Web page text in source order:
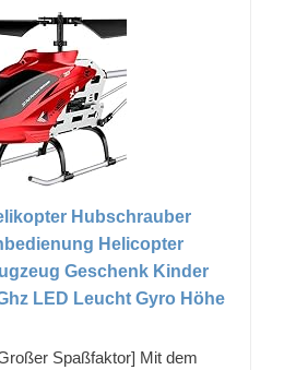
Hubschrauber
Helicopter
Geschenk Kinder
LED Leucht Gyro Höhe
Spaßfaktor] Mit dem